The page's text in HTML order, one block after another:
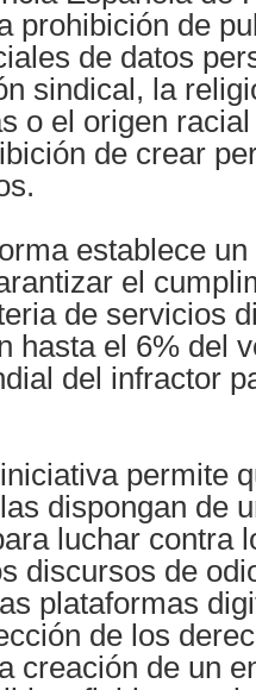
prohibición de
de datos
sindical, la
o el origen
de crear
establece
el
de servicios
hasta el 6% del
del infractor
permite
dispongan de
luchar contra
discursos de
plataformas
de los
creación de un